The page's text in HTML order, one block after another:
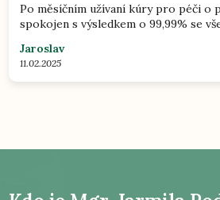
Po měsíčním užívaní kúry pro péči o
spokojen s výsledkem o 99,99% se
Jaroslav
11.02.2025